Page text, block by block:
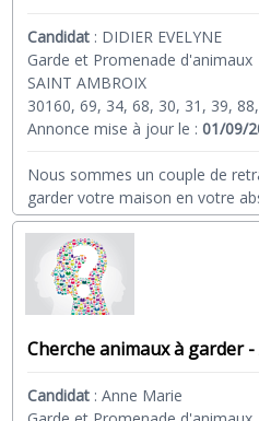
Candidat : DIDIER EVELYNE
Garde et Promenade d'animaux
SAINT AMBROIX
30160, 69, 34, 68, 30, 31, 39,
Annonce mise à jour le :01/09/
Nous sommes un couple de
garder votre maison en votre
Cherche animaux à garder
Candidat :Anne Marie